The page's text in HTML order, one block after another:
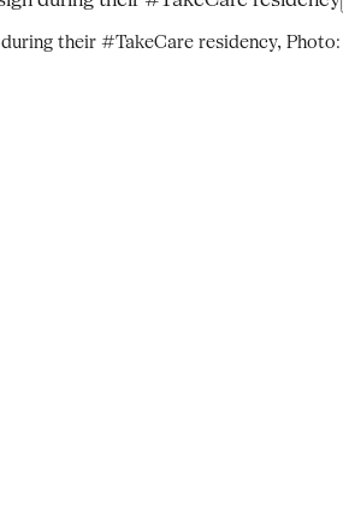
their #TakeCare residency, Photo: